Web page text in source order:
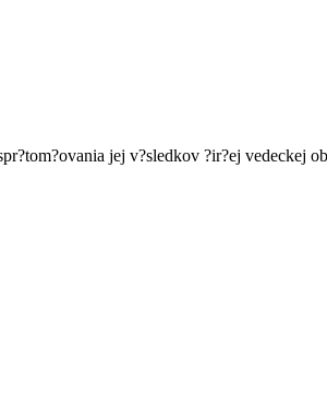
jej v?sledkov ?ir?ej vedeckej